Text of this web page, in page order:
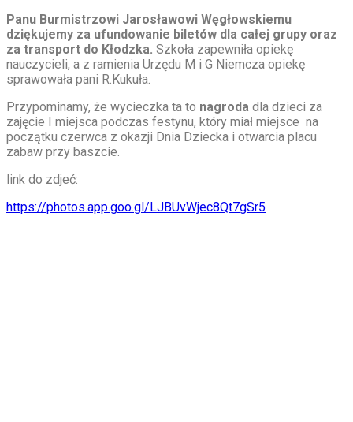
Panu Burmistrzowi Jarosławowi Węgłowskiemu
dziękujemy za ufundowanie biletów dla całej grupy oraz
za transport do Kłodzka. Szkoła zapewniła opiekę
nauczycieli, a z ramienia Urzędu M i G Niemcza opiekę
sprawowała pani R.Kukuła.
Przypominamy, że wycieczka ta to nagroda dla dzieci za
zajęcie I miejsca podczas festynu, który miał miejsce na
początku czerwca z okazji Dnia Dziecka i otwarcia placu
zabaw przy baszcie.
link do zdjeć:
https://photos.app.goo.gl/LJBUvWjec8Qt7gSr5